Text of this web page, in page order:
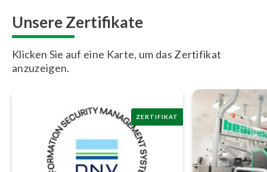
Unsere Zertifikate
Klicken Sie auf eine Karte, um das Zertifikat
anzuzeigen.
ZERTIFIKAT